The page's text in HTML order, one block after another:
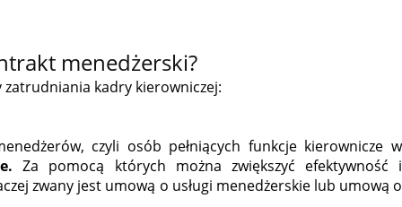
menedżerski?
kadry kierowniczej:
czyli osób pełniących funkcje kierownicze w
Za pomocą których można zwiększyć efektywność i
zwany jest umową o usługi menedżerskie lub umową o